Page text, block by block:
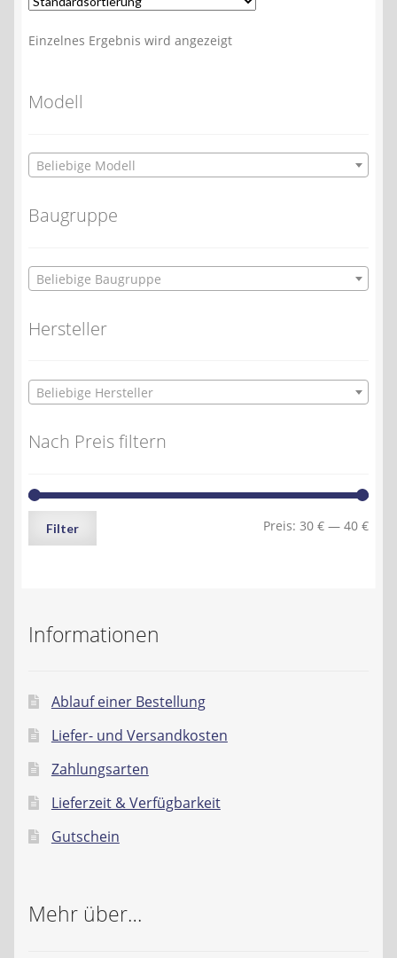
Einzelnes Ergebnis wird angezeigt
Modell
Beliebige Modell
Baugruppe
Beliebige Baugruppe
Hersteller
Beliebige Hersteller
Nach Preis filtern
Min.
Max.
Filter Preis: 30 € — 40 €
Informationen
Ablauf einer Bestellung
Liefer- und Versandkosten
Zahlungsarten
Lieferzeit & Verfügbarkeit
Gutschein
Mehr über…